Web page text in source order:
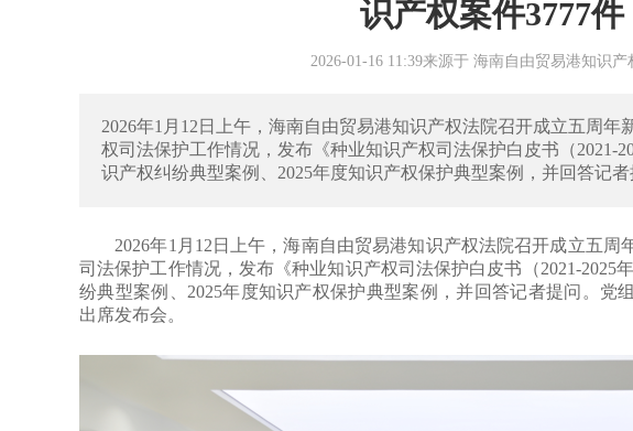
识产权案件3777件
2026-01-16 11:39来源于 海南自由贸易港知识产
2026年1月12日上午，海南自由贸易港知识产权法院召开成立五周年
权司法保护工作情况，发布《种业知识产权司法保护白皮书（2021-
识产权纠纷典型案例、2025年度知识产权保护典型案例，并回答记者
2026年1月12日上午，海南自由贸易港知识产权法院召开成立五周
司法保护工作情况，发布《种业知识产权司法保护白皮书（2021-2025
纷典型案例、2025年度知识产权保护典型案例，并回答记者提问。党
出席发布会。